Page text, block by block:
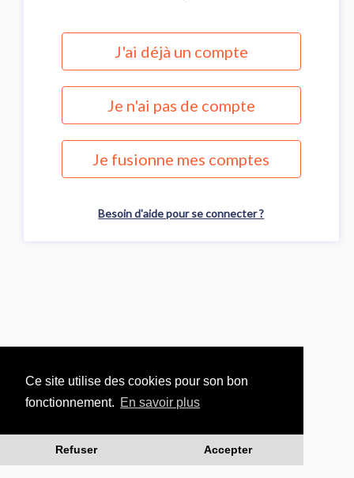
Ce site utilise des cookies pour son bon
fonctionnement. En savoir plus
Refuser Accepter
J'ai déjà un compte
Je n'ai pas de compte
Je fusionne mes comptes
Besoin d'aide pour se connecter ?